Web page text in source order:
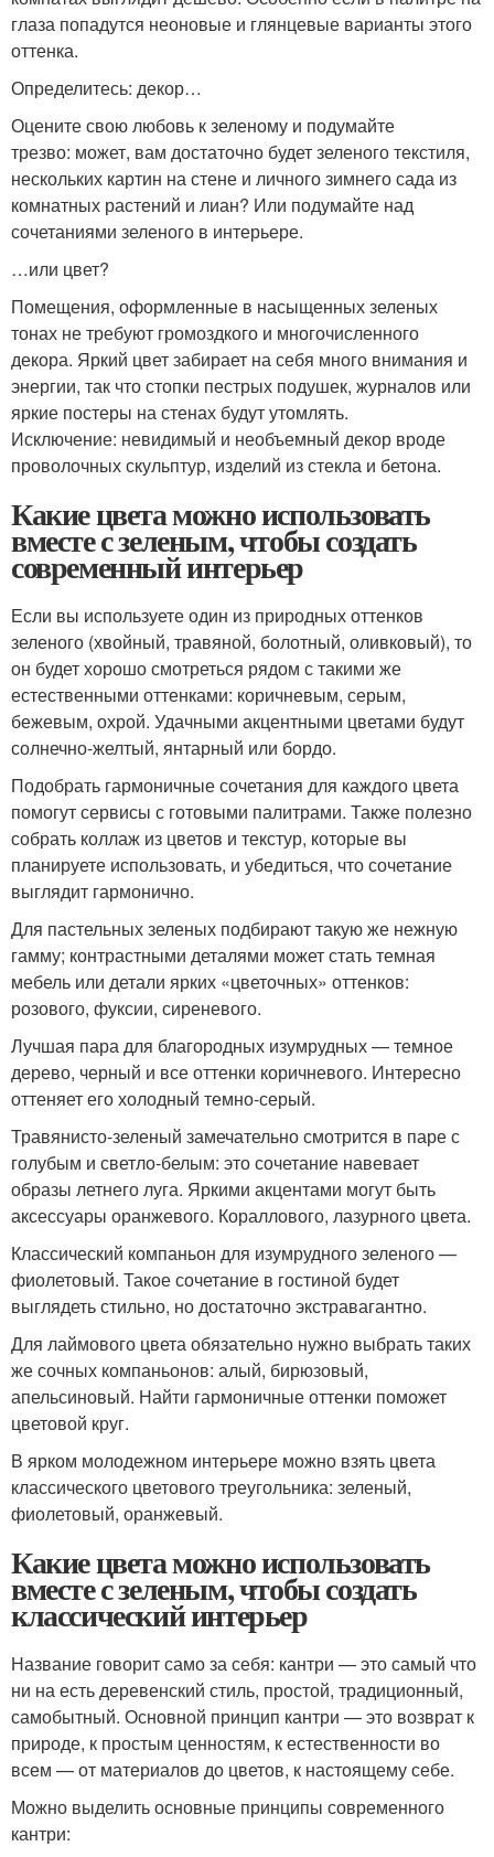
глаза попадутся неоновые и глянцевые варианты этого
оттенка.
Определитесь: декор…
Оцените свою любовь к зеленому и подумайте
трезво: может, вам достаточно будет зеленого текстиля,
нескольких картин на стене и личного зимнего сада из
комнатных растений и лиан? Или подумайте над
сочетаниями зеленого в интерьере.
…или цвет?
Помещения, оформленные в насыщенных зеленых
тонах не требуют громоздкого и многочисленного
декора. Яркий цвет забирает на себя много внимания и
энергии, так что стопки пестрых подушек, журналов или
яркие постеры на стенах будут утомлять.
Исключение: невидимый и необъемный декор вроде
проволочных скульптур, изделий из стекла и бетона.
Какие цвета можно использовать
вместе с зеленым, чтобы создать
современный интерьер
Если вы используете один из природных оттенков
зеленого (хвойный, травяной, болотный, оливковый), то
он будет хорошо смотреться рядом с такими же
естественными оттенками: коричневым, серым,
бежевым, охрой. Удачными акцентными цветами будут
солнечно-желтый, янтарный или бордо.
Подобрать гармоничные сочетания для каждого цвета
помогут сервисы с готовыми палитрами. Также полезно
собрать коллаж из цветов и текстур, которые вы
планируете использовать, и убедиться, что сочетание
выглядит гармонично.
Для пастельных зеленых подбирают такую же нежную
гамму; контрастными деталями может стать темная
мебель или детали ярких «цветочных» оттенков:
розового, фуксии, сиреневого.
Лучшая пара для благородных изумрудных — темное
дерево, черный и все оттенки коричневого. Интересно
оттеняет его холодный темно-серый.
Травянисто-зеленый замечательно смотрится в паре с
голубым и светло-белым: это сочетание навевает
образы летнего луга. Яркими акцентами могут быть
аксессуары оранжевого. Кораллового, лазурного цвета.
Классический компаньон для изумрудного зеленого —
фиолетовый. Такое сочетание в гостиной будет
выглядеть стильно, но достаточно экстравагантно.
Для лаймового цвета обязательно нужно выбрать таких
же сочных компаньонов: алый, бирюзовый,
апельсиновый. Найти гармоничные оттенки поможет
цветовой круг.
В ярком молодежном интерьере можно взять цвета
классического цветового треугольника: зеленый,
фиолетовый, оранжевый.
Какие цвета можно использовать
вместе с зеленым, чтобы создать
классический интерьер
Название говорит само за себя: кантри — это самый что
ни на есть деревенский стиль, простой, традиционный,
самобытный. Основной принцип кантри — это возврат к
природе, к простым ценностям, к естественности во
всем — от материалов до цветов, к настоящему себе.
Можно выделить основные принципы современного
кантри: